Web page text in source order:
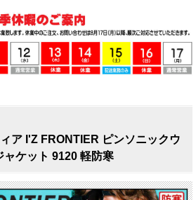
ア I'Z FRONTIER ピンソニックウ
ケット 9120 軽防寒